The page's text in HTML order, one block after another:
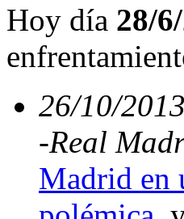
Hoy día 28/
26/10/
-Real
Madrid en